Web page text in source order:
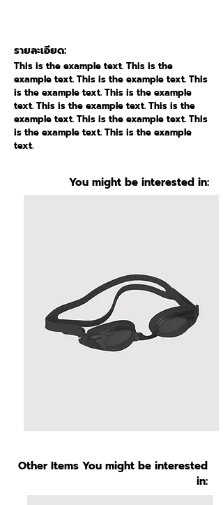
รายละเอียด:
This is the example text. This is the
example text. This is the example text. This
is the example text. This is the example
text. This is the example text. This is the
example text. This is the example text. This
is the example text. This is the example
text.
You might be interested in:
Other Items You might be interested
in: